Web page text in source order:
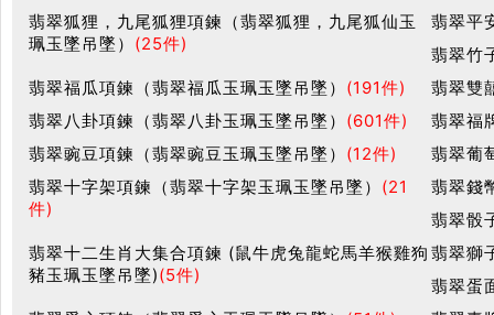
翡翠狐狸，九尾狐狸項鍊（翡翠狐狸，九尾狐仙玉
珮玉墜吊墜） (25件)
翡翠平
翡翠竹
翡翠福瓜項鍊（翡翠福瓜玉珮玉墜吊墜） (191件)
翡翠雙
翡翠八卦項鍊（翡翠八卦玉珮玉墜吊墜） (601件)
翡翠福
翡翠豌豆項鍊（翡翠豌豆玉珮玉墜吊墜） (12件)
翡翠葡
翡翠十字架項鍊（翡翠十字架玉珮玉墜吊墜） (21
件)
翡翠錢
翡翠骰
翡翠十二生肖大集合項鍊 (鼠牛虎兔龍蛇馬羊猴雞狗
豬玉珮玉墜吊墜)(5件)
翡翠獅
翡翠蛋